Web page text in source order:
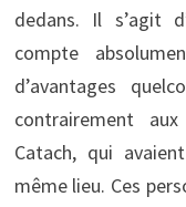
dedans. Il s’agit
compte
d’avantages
contrairement
Catach, qui
même lieu. Ces